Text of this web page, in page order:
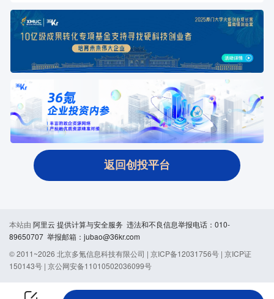
返回创投平台
本站由 阿里云 提供计算与安全服务 违法和不良信息举报电话：010-
89650707 举报邮箱：jubao@36kr.com
© 2011~2026 北京多氪信息科技有限公司 | 京ICP备12031756号 | 京ICP证
150143号 | 京公网安备11010502036099号